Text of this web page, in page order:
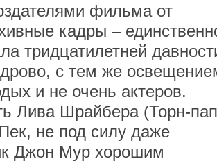
фильма от
кадры –
тридцатилетней
с тем же
и не очень актеров.
Лива Шрайбера (Торн-
не под силу даже
Джон Мур хорошим